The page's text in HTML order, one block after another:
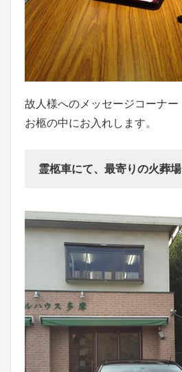
故人様へのメッセージコーナー
お柩の中にお入れします。
霊柩車にて、最寄りの火葬場